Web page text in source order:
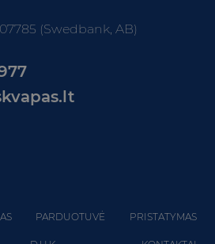
(Swedbank, AB)
PARDUOTUVĖ PRISTATYMAS